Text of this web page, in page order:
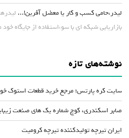
لیدر،حامی کسب و کار یا معضل آفرین!...
بازاریابی شبکه ای با سوءاستفاده از جایگاه
نوشته‌های تازه
سایت کره پارتس؛ مرجع خرید قطعات استوک
صابر اسکندری، کوچ شماره یک های صنعت
ایران تیرچه تولیدکننده تیرچه کرومیت